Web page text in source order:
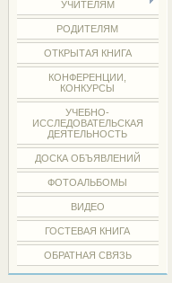
УЧИТЕЛЯМ
РОДИТЕЛЯМ
ОТКРЫТАЯ КНИГА
КОНФЕРЕНЦИИ,
КОНКУРСЫ
УЧЕБНО-
ИССЛЕДОВАТЕЛЬСКАЯ
ДЕЯТЕЛЬНОСТЬ
ДОСКА ОБЪЯВЛЕНИЙ
ФОТОАЛЬБОМЫ
ВИДЕО
ГОСТЕВАЯ КНИГА
ОБРАТНАЯ СВЯЗЬ